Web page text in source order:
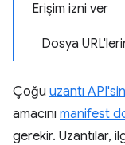
Erişim izni ver
Dosya
Çoğu uzantı
amacını manifest
gerekir. Uzantılar,